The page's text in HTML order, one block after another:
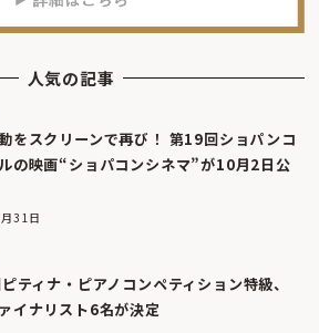
人気の記事
をスクリーンで再び！ 第19回ショパンコ
の映画“ショパコンシネマ”が10月2日公
31日
ティナ・ピアノコンペティション特級、
イナリスト6名が決定